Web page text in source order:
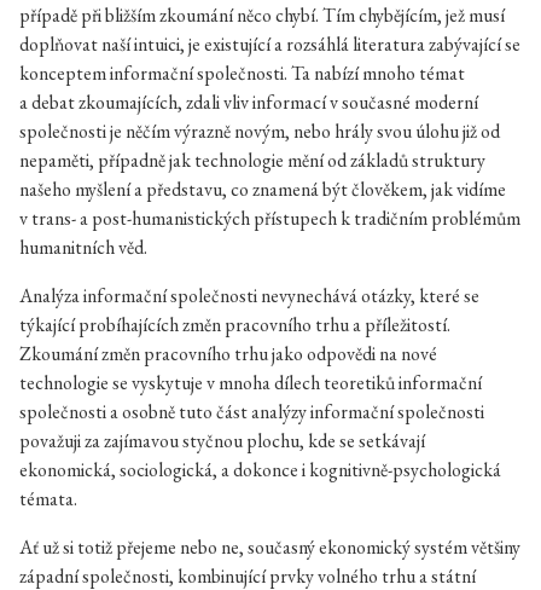
případě při bližším zkoumání něco chybí. Tím chybějícím, jež musí
doplňovat naší intuici, je existující a rozsáhlá literatura zabývající se
konceptem informační společnosti. Ta nabízí mnoho témat
a debat zkoumajících, zdali vliv informací v současné moderní
společnosti je něčím výrazně novým, nebo hrály svou úlohu již od
nepaměti, případně jak technologie mění od základů struktury
našeho myšlení a představu, co znamená být člověkem, jak vidíme
v trans- a post-humanistických přístupech k tradičním problémům
humanitních věd.
Analýza informační společnosti nevynechává otázky, které se
týkající probíhajících změn pracovního trhu a příležitostí.
Zkoumání změn pracovního trhu jako odpovědi na nové
technologie se vyskytuje v mnoha dílech teoretiků informační
společnosti a osobně tuto část analýzy informační společnosti
považuji za zajímavou styčnou plochu, kde se setkávají
ekonomická, sociologická, a dokonce i kognitivně-psychologická
témata.
Ať už si totiž přejeme nebo ne, současný ekonomický systém většiny
západní společnosti, kombinující prvky volného trhu a státní